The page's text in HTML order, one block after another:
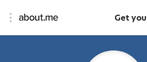
Get